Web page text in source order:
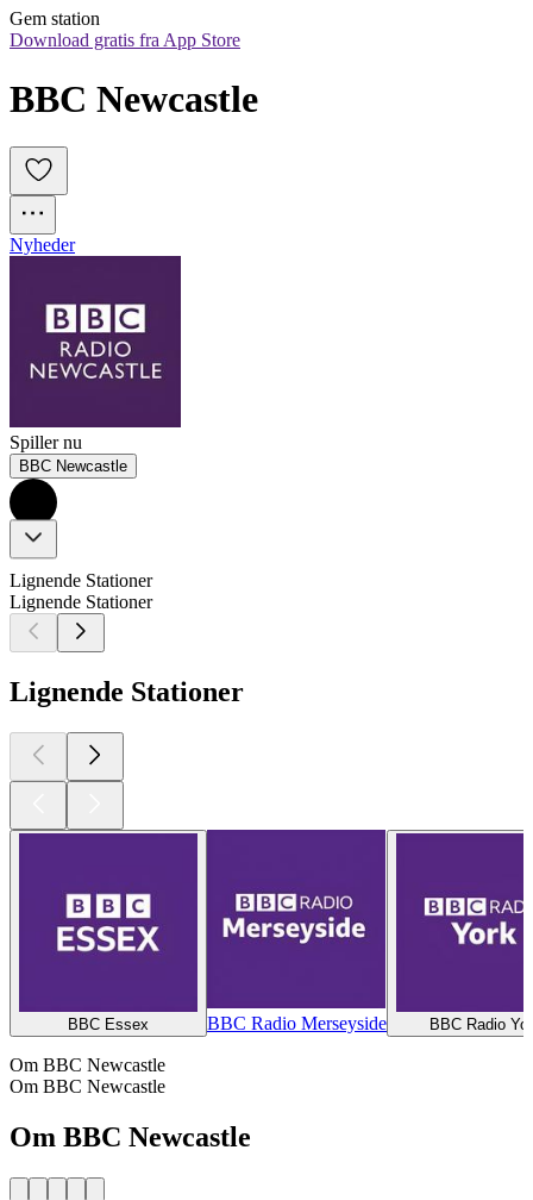
Gem station
Download gratis fra App Store
BBC Newcastle
Nyheder
Spiller nu
BBC Newcastle
Lignende Stationer
Lignende Stationer
Lignende Stationer
BBC Essex BBC Radio Merseyside BBC Radio
Om BBC Newcastle
Om BBC Newcastle
Om BBC Newcastle